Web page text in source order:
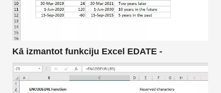
Kā izmantot funkciju Excel EDATE -